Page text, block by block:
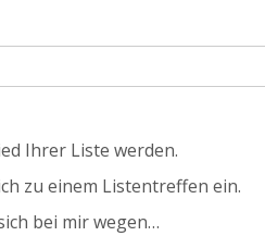
Ihrer Liste werden.
zu einem Listentreffen ein.
bei mir wegen…